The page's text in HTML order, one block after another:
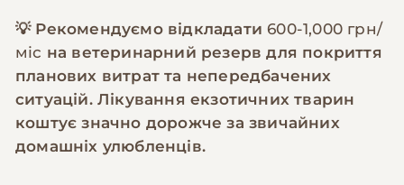
💡 Рекомендуємо відкладати600-1,000 грн/
міс на ветеринарний резерв для покриття
планових витрат та непередбачених
ситуацій. Лікування екзотичних тварин
коштує значно дорожче за звичайних
домашніх улюбленців.